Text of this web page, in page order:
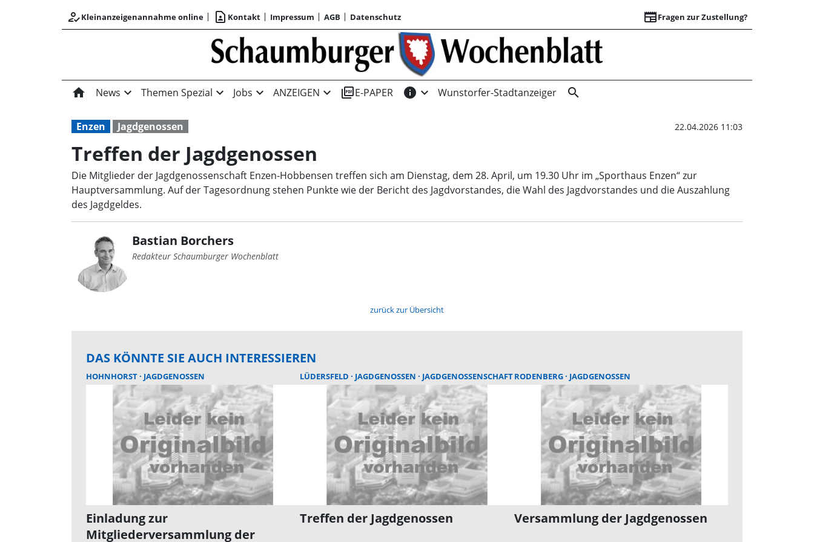
how_to_regKleinanzeigenannahme online contact_page Kontakt Impressum AGB Datenschutz newspaperFragen zur Zustellung?
Treffen der
home News expand_more Themen Spezial expand_more Jobs expand_more ANZEIGEN expand_more picture_as_pdfE-PAPER info expand_more Wunstorfer-Stadtanzeiger search
Enzen Jagdgenossen 22.04.2026 11:03
Treffen der Jagdgenossen
Die Mitglieder der Jagdgenossenschaft Enzen-Hobbensen treffen sich am Dienstag, dem 28. April, um 19.30 Uhr im „Sporthaus Enzen“ zur
Hauptversammlung. Auf der Tagesordnung stehen Punkte wie der Bericht des Jagdvorstandes, die Wahl des Jagdvorstandes und die Auszahlung
des Jagdgeldes.
Bastian Borchers
Redakteur Schaumburger Wochenblatt
zurück zur Übersicht
DAS KÖNNTE SIE AUCH INTERESSIEREN
HOHNHORST JAGDGENOSSEN
Einladung zur
Mitgliederversammlung der
LÜDERSFELD JAGDGENOSSEN JAGDGENOSSENSCHAFT
Treffen der Jagdgenossen
RODENBERG JAGDGENOSSEN
Versammlung der Jagdgenossen